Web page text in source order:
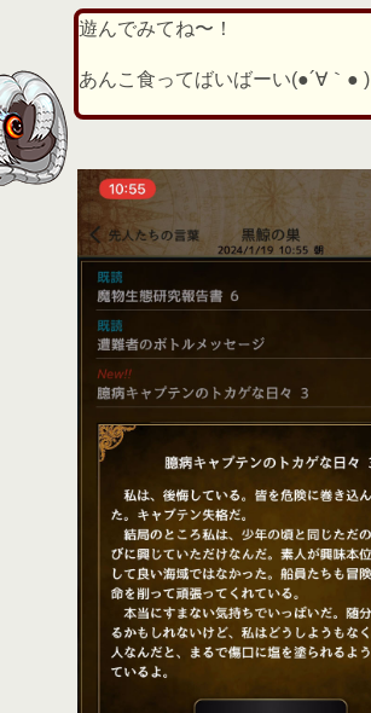
遊んでみてね〜！
あんこ食ってばいばーい(●´∀｀● )